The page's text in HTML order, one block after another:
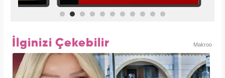
İlginizi Çekebilir Makroo